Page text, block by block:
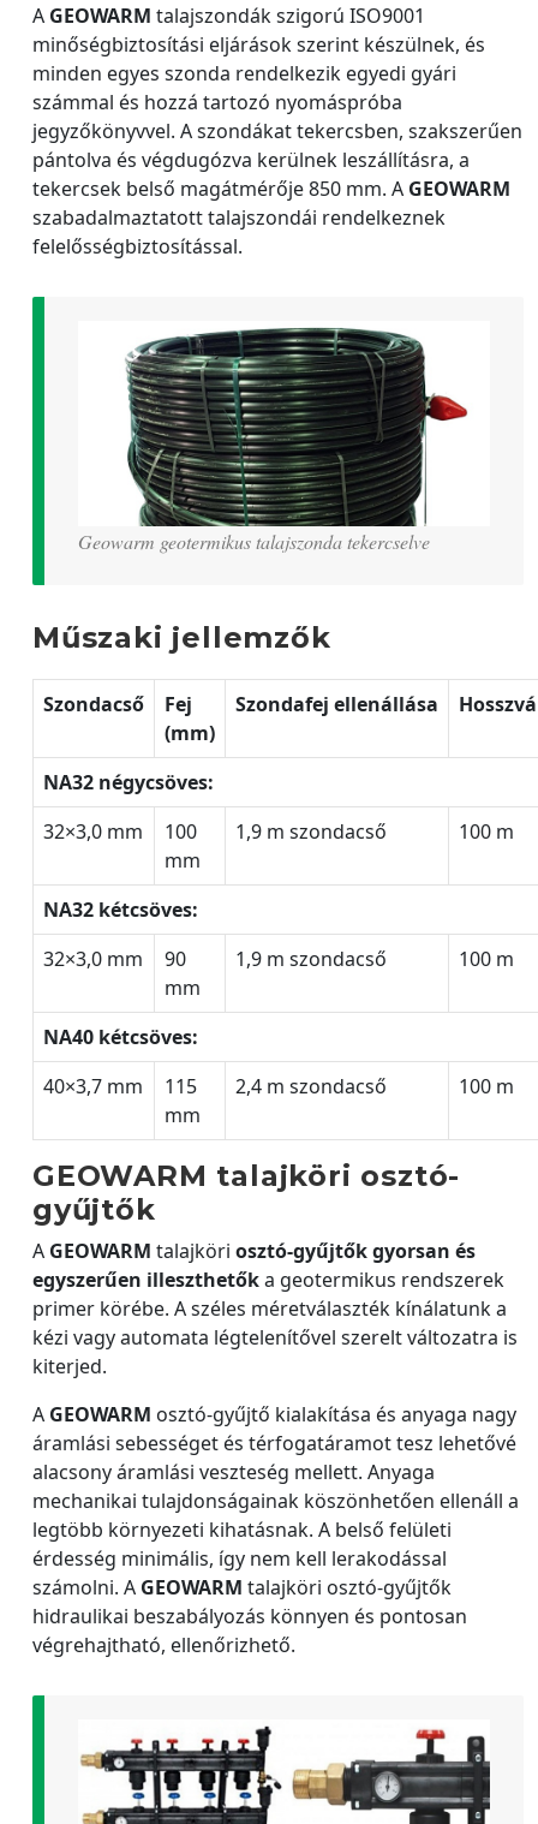
A GEOWARM talajszondák szigorú ISO9001
minőségbiztosítási eljárások szerint készülnek, és
minden egyes szonda rendelkezik egyedi gyári
számmal és hozzá tartozó nyomáspróba
jegyzőkönyvvel. A szondákat tekercsben, szakszerűen
pántolva és végdugózva kerülnek leszállításra, a
tekercsek belső magátmérője 850 mm. A GEOWARM
szabadalmaztatott talajszondái rendelkeznek
felelősségbiztosítással.
Geowarm geotermikus talajszonda tekercselve
Műszaki jellemzők
Szondacső
Fej
(mm)
Szondafej ellenállása
NA32 négycsöves:
32×3,0 mm
100
mm
1,9 m szondacső 100 m
NA32 kétcsöves:
32×3,0 mm
90
mm
1,9 m szondacső 100 m
NA40 kétcsöves:
40×3,7 mm
115
mm
2,4 m szondacső 100 m
GEOWARM talajköri osztó-
gyűjtők
A GEOWARM talajköri osztó-gyűjtők gyorsan és
egyszerűen illeszthetőka geotermikus rendszerek
primer körébe. A széles méretválaszték kínálatunk a
kézi vagy automata légtelenítővel szerelt változatra is
kiterjed.
A GEOWARM osztó-gyűjtő kialakítása és anyaga nagy
áramlási sebességet és térfogatáramot tesz lehetővé
alacsony áramlási veszteség mellett. Anyaga
mechanikai tulajdonságainak köszönhetően ellenáll a
legtöbb környezeti kihatásnak. A belső felületi
érdesség minimális, így nem kell lerakodással
számolni. A GEOWARM talajköri osztó-gyűjtők
hidraulikai beszabályozás könnyen és pontosan
végrehajtható, ellenőrizhető.